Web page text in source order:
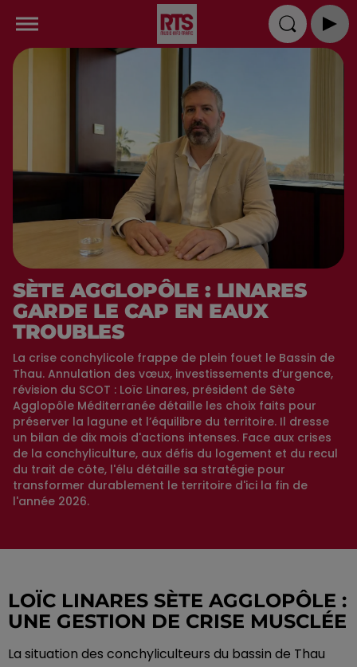
SÈTE AGGLOPÔLE : LINARES
GARDE LE CAP EN EAUX
TROUBLES
La crise conchylicole frappe de plein fouet le Bassin de
Thau. Annulation des vœux, investissements d’urgence,
révision du SCOT : Loïc Linares, président de Sète
Agglopôle Méditerranée détaille les choix faits pour
préserver la lagune et l’équilibre du territoire. Il dresse
un bilan de dix mois d'actions intenses. Face aux crises
de la conchyliculture, aux défis du logement et du recul
du trait de côte, l'élu détaille sa stratégie pour
transformer durablement le territoire d'ici la fin de
l'année 2026.
LOÏC LINARES SÈTE AGGLOPÔLE :
UNE GESTION DE CRISE MUSCLÉE
La situation des conchyliculteurs du bassin de Thau